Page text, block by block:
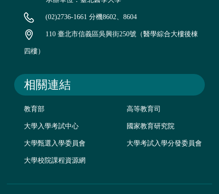
(02)2736-1661 分機8602、8604
110 臺北市信義區吳興街250號（醫學綜合大樓後棟
四樓）
相關連結
教育部 高等教育司
大學入學考試中心 國家教育研究院
大學甄選入學委員會 大學考試入學分發委員會
大學校院課程資源網